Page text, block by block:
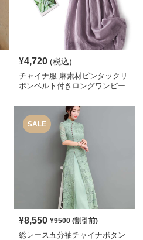
¥4,720 (税込)
チャイナ服 麻素材ピンタックリ
ボンベルト付きロングワンピー
SALE
¥8,550 ¥9500(割引前)
総レース五分袖チャイナボタン